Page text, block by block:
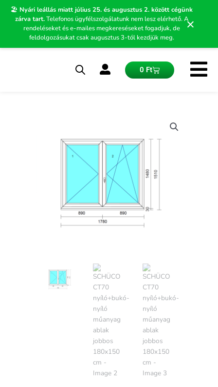
🏖️ Nyári leállás miatt július 25. és augusztus 2. között cégünk
zárva tart.Telefonos ügyfélszolgálatunk nem lesz elérhető. A
rendeléseket és e-mailes megkereséseket fogadjuk, de
feldolgozásukat csak augusztus 3-tól kezdjük meg.
×
Skip
0 FtKosár